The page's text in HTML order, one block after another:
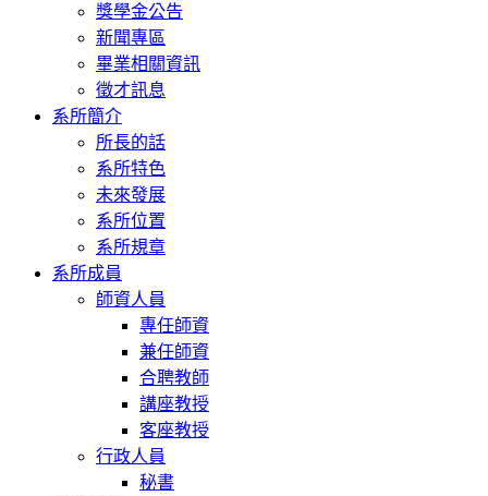
獎學金公告
新聞專區
畢業相關資訊
徵才訊息
系所簡介
所長的話
系所特色
未來發展
系所位置
系所規章
系所成員
師資人員
專任師資
兼任師資
合聘教師
講座教授
客座教授
行政人員
秘書